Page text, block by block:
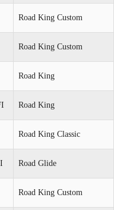
Road King Custom
Road King Custom
Road King
Road King
Road King Classic
Road Glide
Road King Custom